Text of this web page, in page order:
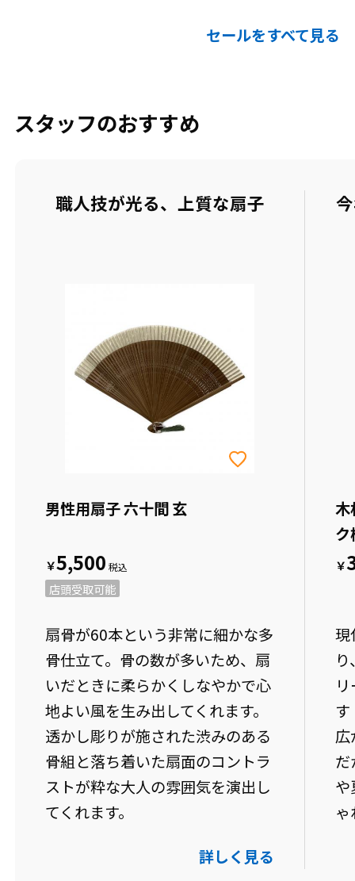
セールをすべて見る
スタッフのおすすめ
職人技が光る、上質な扇子
男性用扇子 六十間 玄
￥5,500
店頭受取可能
扇骨が60本という非常に細かな多
骨仕立て。骨の数が多いため、扇
いだときに柔らかくしなやかで心
地よい風を生み出してくれます。
透かし彫りが施された渋みのある
骨組と落ち着いた扇面のコントラ
ストが粋な大人の雰囲気を演出し
てくれます。
詳しく見る
木
ク
￥
現
広
だ
や